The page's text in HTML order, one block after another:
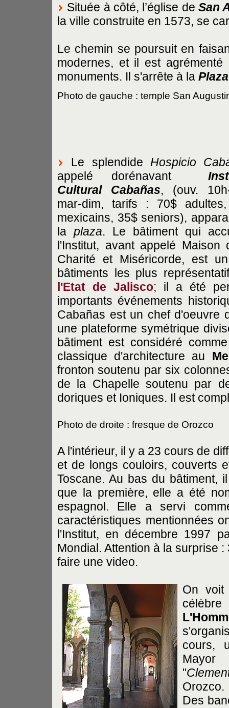
Située à côté, l’église de San
la ville construite en 1573, se
Le chemin se poursuit en
modernes, et il est
monuments. Il s'arrête à la
Photo de gauche : temple San
Le splendide Hospicio
appelé dorénavant
Cultural Cabañas, (ouv.
mar-dim, tarifs : 70$
mexicains, 35$ seniors),
la plaza. Le bâtiment qui
l'Institut, avant appelé Maison
Charité et Miséricorde, est
bâtiments les plus
l'Etat de Jalisco; il a été
importants événements
Cabañas est un chef d'oeuvre
une plateforme symétrique
bâtiment est considéré
classique d'architecture au
fronton soutenu par six
de la Chapelle soutenu par
doriques et Ioniques. Il est
Photo de droite : fresque de Orozco
A l'intérieur, il y a 23 cours de
et de longs couloirs, couverts
Toscane. Au bas du bâtiment,
que la première, elle a été
espagnol. Elle a servi
caractéristiques mentionnées
l'Institut, en décembre 1997
Mondial. Attention à la surprise
faire une video.
On
célèbre
cours,
"
Orozco.
Des